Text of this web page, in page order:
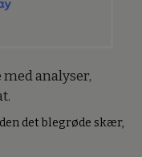
analyser,
det blegrøde skær,